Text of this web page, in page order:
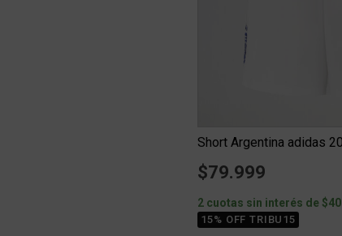
Short Argentina adidas
$79.999
2 cuotas sin interés de
15% OFF TRIBU15